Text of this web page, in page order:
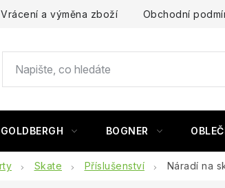
Vrácení a výměna zboží Obchodní
GOLDBERGH BOGNER
Skate Příslušenství Náradí na